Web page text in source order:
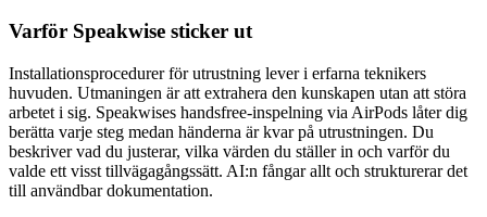
Varför Speakwise sticker ut
Installationsprocedurer för utrustning lever i erfarna teknikers
huvuden. Utmaningen är att extrahera den kunskapen utan att störa
arbetet i sig. Speakwises handsfree-inspelning via AirPods låter dig
berätta varje steg medan händerna är kvar på utrustningen. Du
beskriver vad du justerar, vilka värden du ställer in och varför du
valde ett visst tillvägagångssätt. AI:n fångar allt och strukturerar det
till användbar dokumentation.